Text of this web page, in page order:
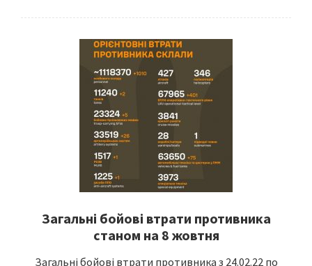
Загальні бойові втрати противника
станом на 8 жовтня
Загальні бойові втрати противника з 24.02.22 по